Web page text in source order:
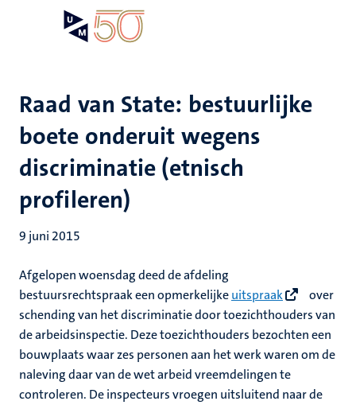
gaanRaad van State: bestuurlijke
boete onderuit wegens
discriminatie (etnisch
profileren)
9 juni 2015
Afgelopen woensdag deed de afdeling
bestuursrechtspraak een opmerkelijkeuitspraak
over
schending van het discriminatie door toezichthouders van
de arbeidsinspectie. Deze toezichthouders bezochten een
bouwplaats waar zes personen aan het werk waren om de
naleving daar van de wet arbeid vreemdelingen te
controleren. De inspecteurs vroegen uitsluitend naar de